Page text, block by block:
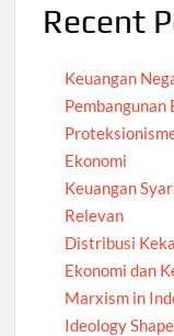
Recent
Keuangan
Pembangunan
Ekonomi
Keuangan
Relevan
Distribusi
Ekonomi dan
Marxism in
Ideology